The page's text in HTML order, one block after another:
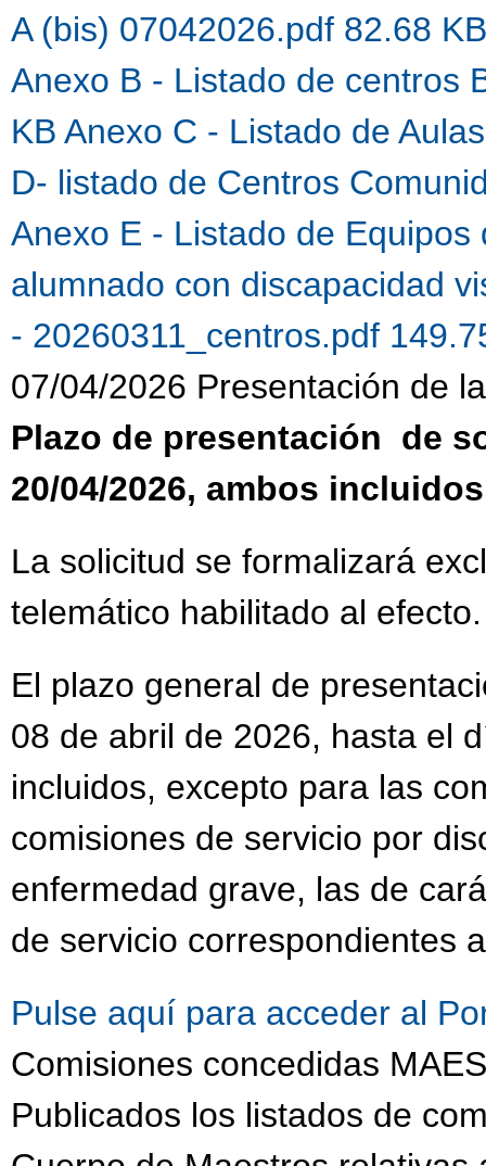
A (bis) 07042026.pdf 82.68
Anexo B - Listado de centros
KB Anexo C - Listado de
D- listado de Centros
Anexo E - Listado de
alumnado con discapacidad
- 20260311_centros.pdf
07/04/2026 Presentación de
Plazo de presentación de
20/04/2026, ambos incluidos
La solicitud se formalizará
telemático habilitado al efecto.
El plazo general de
08 de abril de 2026, hasta el
incluidos, excepto para las
comisiones de servicio por
enfermedad grave, las de
de servicio correspondientes
Pulse aquí para acceder al
Comisiones concedidas
Publicados los listados de